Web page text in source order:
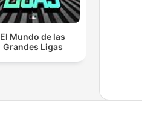
El Mundo de las
Grandes Ligas